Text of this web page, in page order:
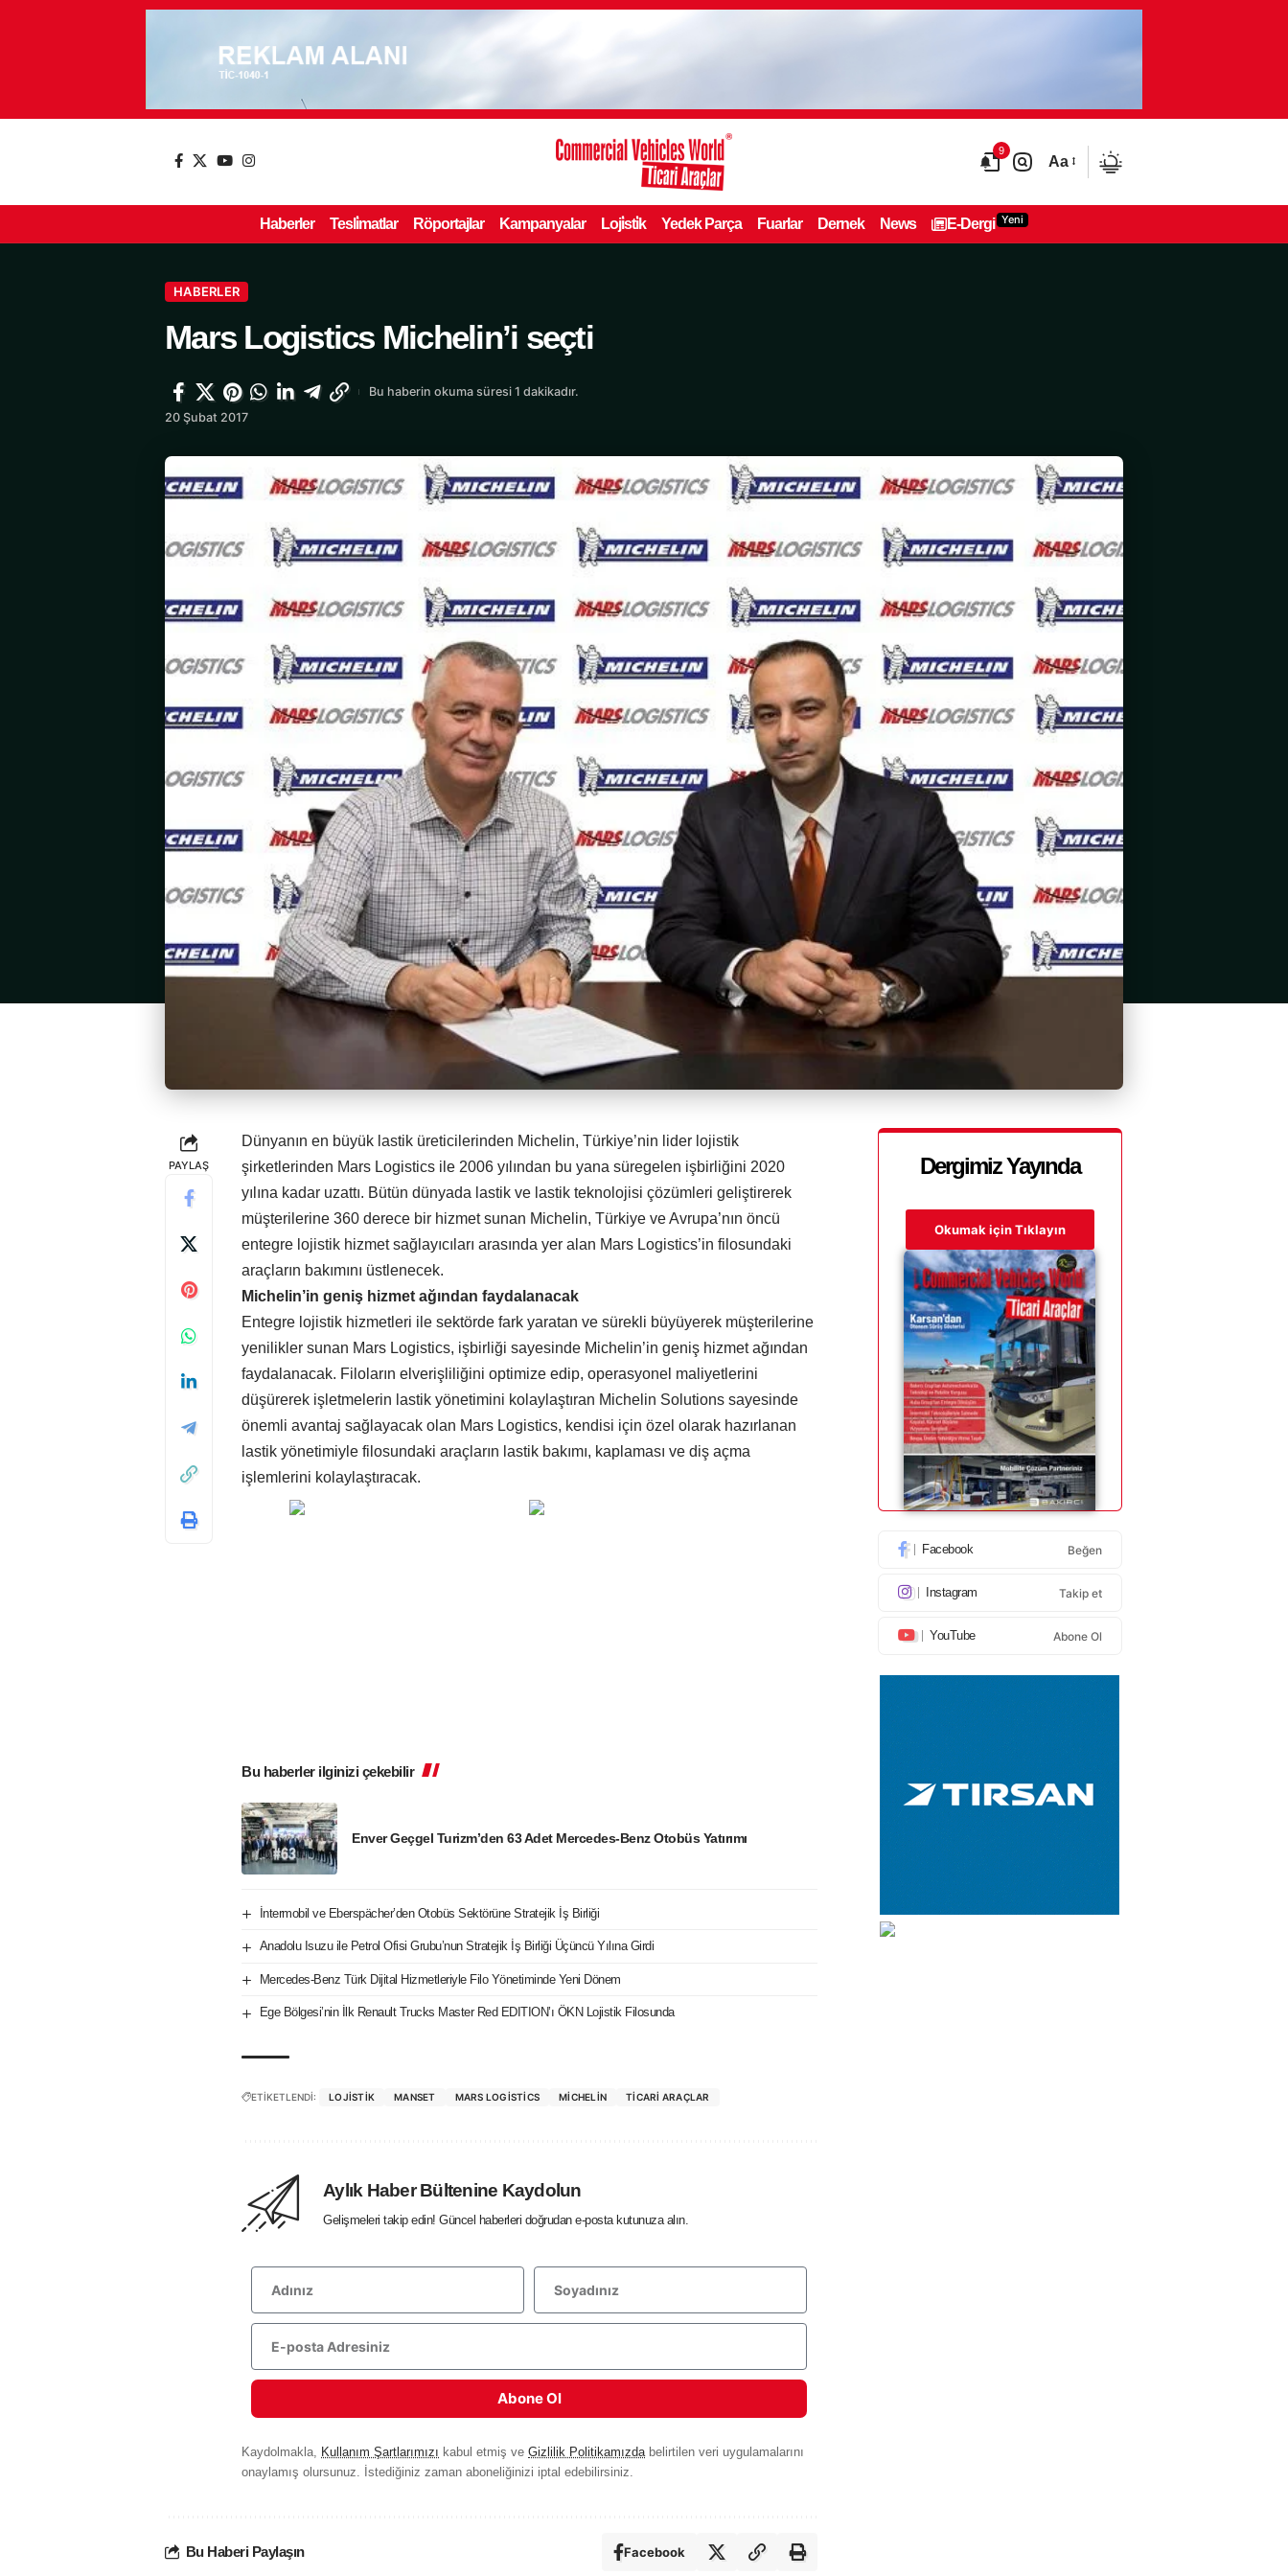
9
Aa
Haberler Tesli̇matlar Röportajlar Kampanyalar Loji̇sti̇k Yedek Parça Fuarlar Dernek News E-Dergi Yeni
HABERLER
Mars Logistics Michelin’i seçti
20 Şubat 2017
Bu haberin okuma süresi 1 dakikadır.
PAYLAŞ
Dünyanın en büyük lastik üreticilerinden Michelin, Türkiye’nin lider lojistik
şirketlerinden Mars Logistics ile 2006 yılından bu yana süregelen işbirliğini 2020
yılına kadar uzattı. Bütün dünyada lastik ve lastik teknolojisi çözümleri geliştirerek
müşterilerine 360 derece bir hizmet sunan Michelin, Türkiye ve Avrupa’nın öncü
entegre lojistik hizmet sağlayıcıları arasında yer alan Mars Logistics’in filosundaki
araçların bakımını üstlenecek.
Michelin’in geniş hizmet ağından faydalanacak
Entegre lojistik hizmetleri ile sektörde fark yaratan ve sürekli büyüyerek müşterilerine
yenilikler sunan Mars Logistics, işbirliği sayesinde Michelin’in geniş hizmet ağından
faydalanacak. Filoların elverişliliğini optimize edip, operasyonel maliyetlerini
düşürerek işletmelerin lastik yönetimini kolaylaştıran Michelin Solutions sayesinde
önemli avantaj sağlayacak olan Mars Logistics, kendisi için özel olarak hazırlanan
lastik yönetimiyle filosundaki araçların lastik bakımı, kaplaması ve diş açma
işlemlerini kolaylaştıracak.
Bu haberler ilginizi çekebilir
Enver Geçgel Turizm’den 63 Adet Mercedes-Benz Otobüs Yatırımı
İntermobil ve Eberspächer’den Otobüs Sektörüne Stratejik İş Birliği
Anadolu Isuzu ile Petrol Ofisi Grubu’nun Stratejik İş Birliği Üçüncü Yılına Girdi
Mercedes-Benz Türk Dijital Hizmetleriyle Filo Yönetiminde Yeni Dönem
Ege Bölgesi’nin İlk Renault Trucks Master Red EDITION’ı ÖKN Lojistik Filosunda
ETİKETLENDİ: LOJISTIK MANSET MARS LOGISTICS MICHELIN TICARI ARAÇLAR
Aylık Haber Bültenine Kaydolun
Gelişmeleri takip edin! Güncel haberleri doğrudan e-posta kutunuza alın.
Abone Ol
Kaydolmakla, Kullanım Şartlarımızı kabul etmiş ve Gizlilik Politikamızda belirtilen veri uygulamalarını
onaylamış olursunuz. İstediğiniz zaman aboneliğinizi iptal edebilirsiniz.
Bu Haberi Paylaşın Facebook
Dergimiz Yayında
Okumak için Tıklayın
Facebook Beğen
Instagram Takip et
YouTube Abone Ol